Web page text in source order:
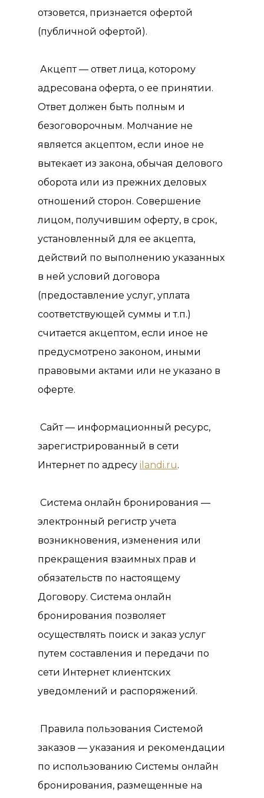
отзовется, признается офертой
(публичной офертой).
Акцепт — ответ лица, которому
адресована оферта, о ее принятии.
Ответ должен быть полным и
безоговорочным. Молчание не
является акцептом, если иное не
вытекает из закона, обычая делового
оборота или из прежних деловых
отношений сторон. Совершение
лицом, получившим оферту, в срок,
установленный для ее акцепта,
действий по выполнению указанных
в ней условий договора
(предоставление услуг, уплата
соответствующей суммы и т.п.)
считается акцептом, если иное не
предусмотрено законом, иными
правовыми актами или не указано в
оферте.
Сайт — информационный ресурс,
зарегистрированный в сети
Интернет по адресу ilandi.ru.
Система онлайн бронирования —
электронный регистр учета
возникновения, изменения или
прекращения взаимных прав и
обязательств по настоящему
Договору. Система онлайн
бронирования позволяет
осуществлять поиск и заказ услуг
путем составления и передачи по
сети Интернет клиентских
уведомлений и распоряжений.
Правила пользования Системой
заказов — указания и рекомендации
по использованию Системы онлайн
бронирования, размещенные на